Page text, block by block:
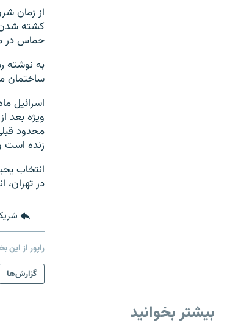
از زمان
کشته
حماس در
به نوشته
ساختمان
اسرائیل
ویژه بعد
محدود
زنده است
انتخاب
در تهران،
راپور از
گزارش‌ها
بیشتر بخوانید